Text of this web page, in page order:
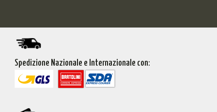
Spedizione Nazionale e Internazionale con: